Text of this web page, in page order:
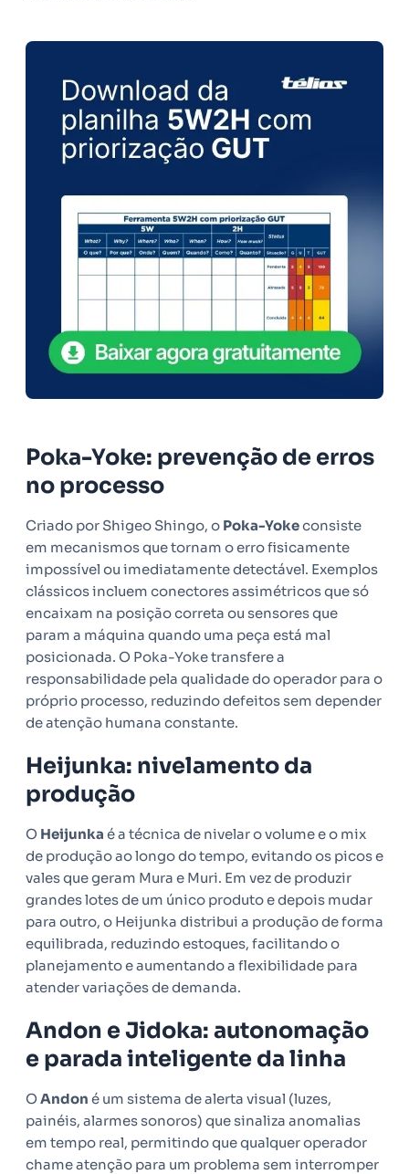
Poka-Yoke: prevenção de erros
no processo
Criado por Shigeo Shingo, o Poka-Yokeconsiste
em mecanismos que tornam o erro fisicamente
impossível ou imediatamente detectável. Exemplos
clássicos incluem conectores assimétricos que só
encaixam na posição correta ou sensores que
param a máquina quando uma peça está mal
posicionada. O Poka-Yoke transfere a
responsabilidade pela qualidade do operador para o
próprio processo, reduzindo defeitos sem depender
de atenção humana constante.
Heijunka: nivelamento da
produção
O Heijunka é a técnica de nivelar o volume e o mix
de produção ao longo do tempo, evitando os picos e
vales que geram Mura e Muri. Em vez de produzir
grandes lotes de um único produto e depois mudar
para outro, o Heijunka distribui a produção de forma
equilibrada, reduzindo estoques, facilitando o
planejamento e aumentando a flexibilidade para
atender variações de demanda.
Andon e Jidoka: autonomação
e parada inteligente da linha
OAndon é um sistema de alerta visual (luzes,
painéis, alarmes sonoros) que sinaliza anomalias
em tempo real, permitindo que qualquer operador
chame atenção para um problema sem interromper